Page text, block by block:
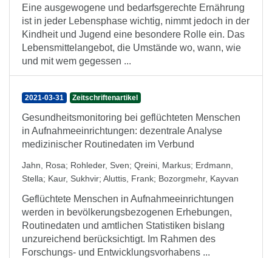
Eine ausgewogene und bedarfsgerechte Ernährung
ist in jeder Lebensphase wichtig, nimmt jedoch in der
Kindheit und Jugend eine besondere Rolle ein. Das
Lebensmittelangebot, die Umstände wo, wann, wie
und mit wem gegessen ...
2021-03-31 Zeitschriftenartikel
Gesundheitsmonitoring bei geflüchteten Menschen
in Aufnahmeeinrichtungen: dezentrale Analyse
medizinischer Routinedaten im Verbund
Jahn, Rosa; Rohleder, Sven; Qreini, Markus; Erdmann,
Stella; Kaur, Sukhvir; Aluttis, Frank; Bozorgmehr, Kayvan
Geflüchtete Menschen in Aufnahmeeinrichtungen
werden in bevölkerungsbezogenen Erhebungen,
Routinedaten und amtlichen Statistiken bislang
unzureichend berücksichtigt. Im Rahmen des
Forschungs- und Entwicklungsvorhabens ...